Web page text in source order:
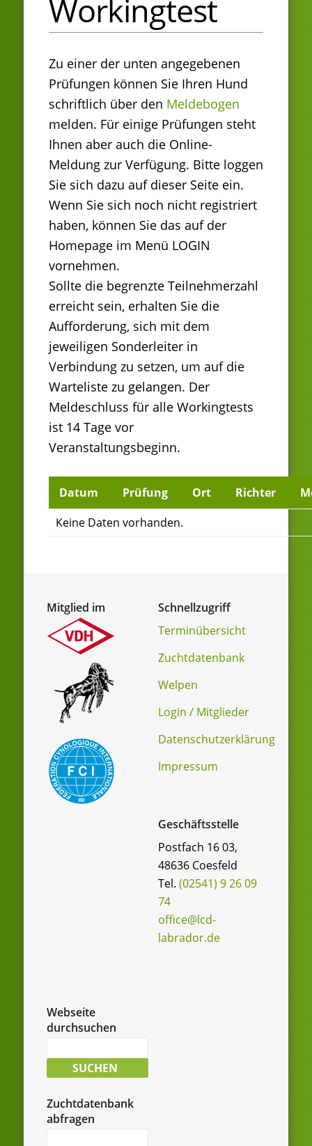
Workingtest
Zu einer der unten angegebenen
Prüfungen können Sie Ihren Hund
schriftlich über den Meldebogen
melden. Für einige Prüfungen steht
Ihnen aber auch die Online-
Meldung zur Verfügung. Bitte loggen
Sie sich dazu auf dieser Seite ein.
Wenn Sie sich noch nicht registriert
haben, können Sie das auf der
Homepage im Menü LOGIN
vornehmen.
Sollte die begrenzte Teilnehmerzahl
erreicht sein, erhalten Sie die
Aufforderung, sich mit dem
jeweiligen Sonderleiter in
Verbindung zu setzen, um auf die
Warteliste zu gelangen. Der
Meldeschluss für alle Workingtests
ist 14 Tage vor
Veranstaltungsbeginn.
Datum Prüfung Ort Richter
Keine Daten vorhanden.
Mitglied im
Schnellzugriff
Terminübersicht
Zuchtdatenbank
Welpen
Login / Mitglieder
Datenschutzerklärung
Impressum
Geschäftsstelle
Postfach 16 03,
48636 Coesfeld
Tel. (02541) 9 26 09
74
office@lcd-
labrador.de
Webseite
durchsuchen
nach:SUCHEN
Zuchtdatenbank
abfragen